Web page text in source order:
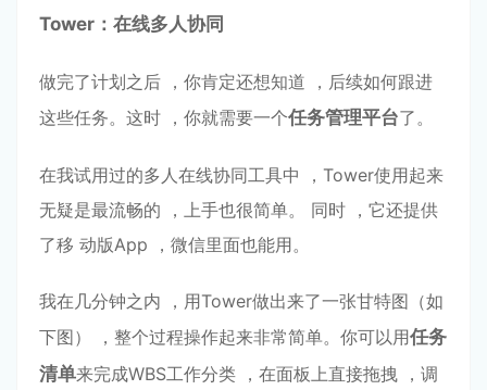
Tower：在线多⼈协同
做完了计划之后 ，你肯定还想知道 ，后续如何跟进
这些任务。这时 ，你就需要⼀个任务管理平台了。
在我试⽤过的多⼈在线协同⼯具中 ，Tower使⽤起来
⽆疑是最流畅的 ，上⼿也很简单。 同时 ，它还提供
了移 动版App ，微信⾥⾯也能⽤。
我在⼏分钟之内 ，⽤Tower做出来了⼀张⽢特图（如
下图） ，整个过程操作起来⾮常简单。你可以⽤任务
清单来完成WBS⼯作分类 ，在⾯板上直接拖拽 ，调